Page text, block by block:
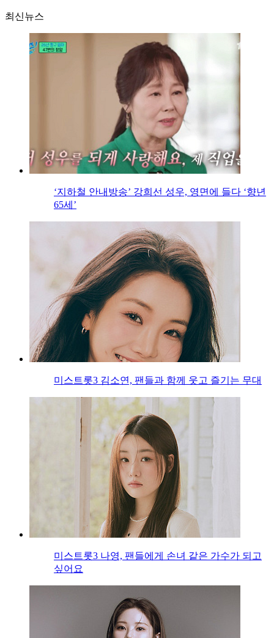
최신뉴스
‘지하철 안내방송’ 강희선 성우, 영면에 들다 ‘향년
65세’
미스트롯3 김소연, 팬들과 함께 웃고 즐기는 무대
미스트롯3 나영, 팬들에게 손녀 같은 가수가 되고
싶어요